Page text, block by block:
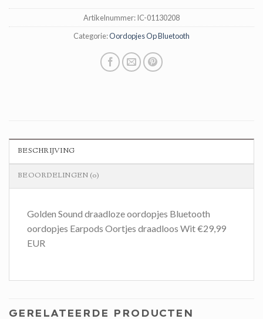
Artikelnummer:IC-01130208
Categorie:Oordopjes Op Bluetooth
BESCHRIJVING
BEOORDELINGEN (0)
Golden Sound draadloze oordopjes Bluetooth
oordopjes Earpods Oortjes draadloos Wit €29,99
EUR
GERELATEERDE PRODUCTEN